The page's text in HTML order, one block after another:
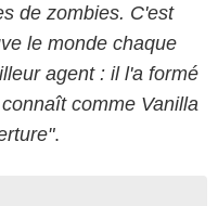
de zombies. C'est
le monde chaque
agent : il l'a formé
comme Vanilla
.